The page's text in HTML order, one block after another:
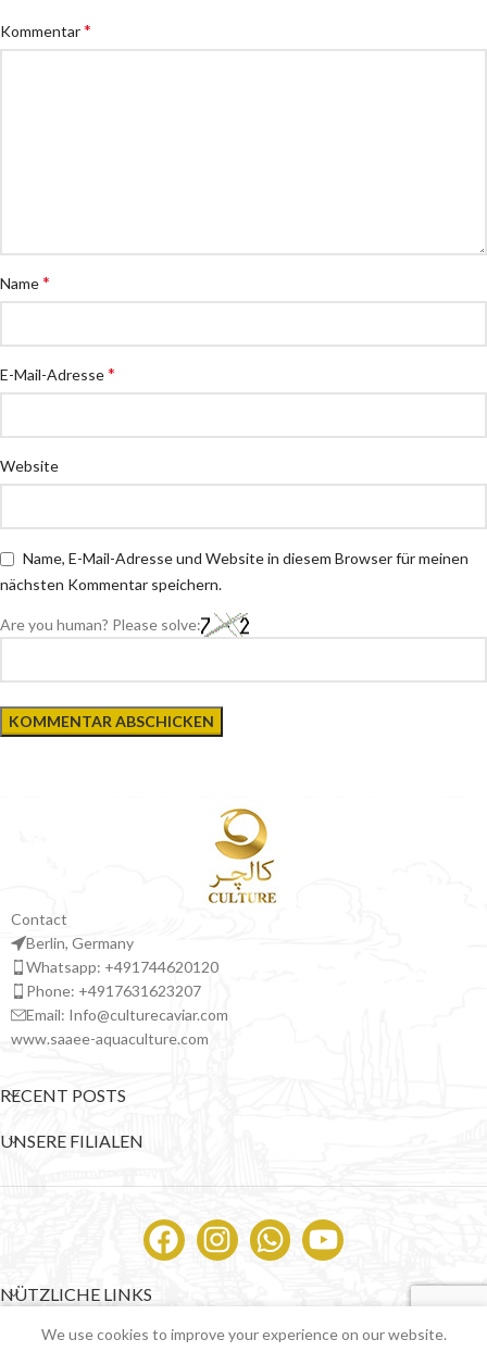
Kommentar*
Name*
E-Mail-Adresse*
Website
Name, E-Mail-Adresse und Website in diesem Browser für meinen
nächsten Kommentar speichern.
Are you human? Please solve:
Contact
Berlin, Germany
Whatsapp: +491744620120
Phone: +4917631623207
Email: Info@culturecaviar.com
www.saaee-aquaculture.com
RECENT POSTS
UNSERE FILIALEN
NÜTZLICHE LINKS
We use cookies to improve your experience on our website.